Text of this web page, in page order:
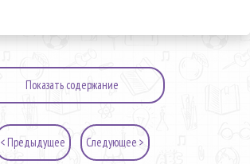
Показать содержание
< Предыдущее Следующее >